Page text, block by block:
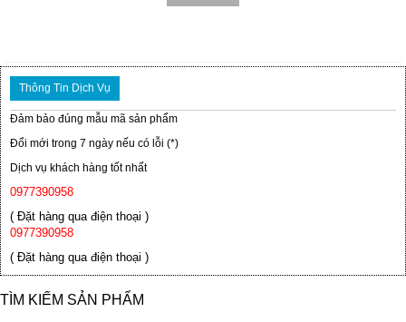
Thông Tin Dịch Vụ
Đảm bảo đúng mẫu mã sản phẩm
Đổi mới trong 7 ngày nếu có lỗi (*)
Dịch vụ khách hàng tốt nhất
0977390958
( Đặt hàng qua điện thoại )
0977390958
( Đặt hàng qua điện thoại )
TÌM KIẾM SẢN PHẨM